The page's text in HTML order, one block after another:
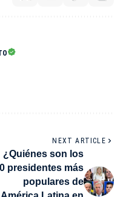
NEXT ARTICLE
¿Quiénes son los
presidentes más
populares de